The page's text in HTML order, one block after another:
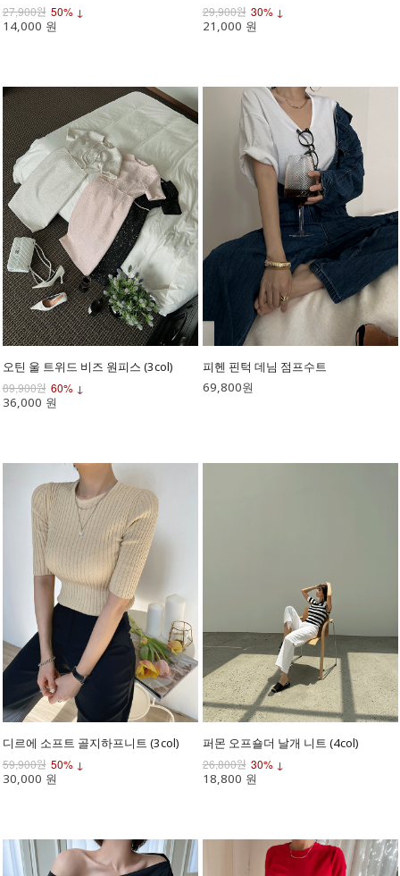
27,900원 50% ↓
14,000 원
29,900원 30% ↓
21,000 원
오틴 울 트위드 비즈 원피스 (3col)
89,900원 60% ↓
36,000 원
피헨 핀턱 데님 점프수트
69,800원
디르에 소프트 골지하프니트 (3col)
59,900원 50% ↓
30,000 원
퍼몬 오프숄더 날개 니트 (4col)
26,800원 30% ↓
18,800 원